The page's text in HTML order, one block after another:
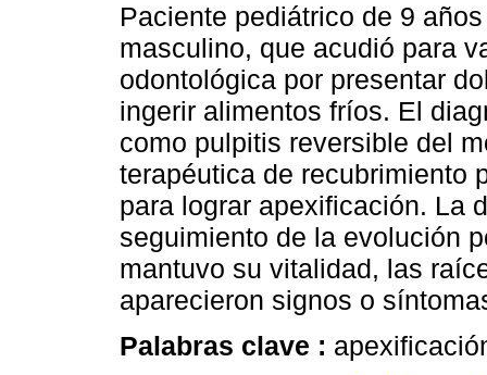
Paciente pediátrico de 9
masculino, que acudió para
odontológica por presentar
ingerir alimentos fríos. El
como pulpitis reversible del
terapéutica de recubrimiento
para lograr apexificación. La
seguimiento de la evolución
mantuvo su vitalidad, las
aparecieron signos o
Palabras clave :